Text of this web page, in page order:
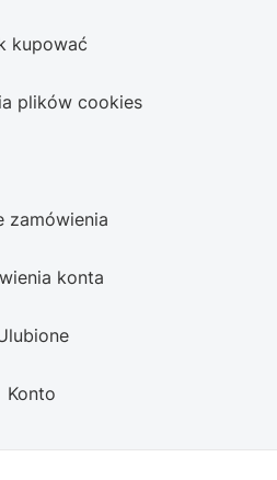
kupować
plików cookies
zamówienia
konta
Konto